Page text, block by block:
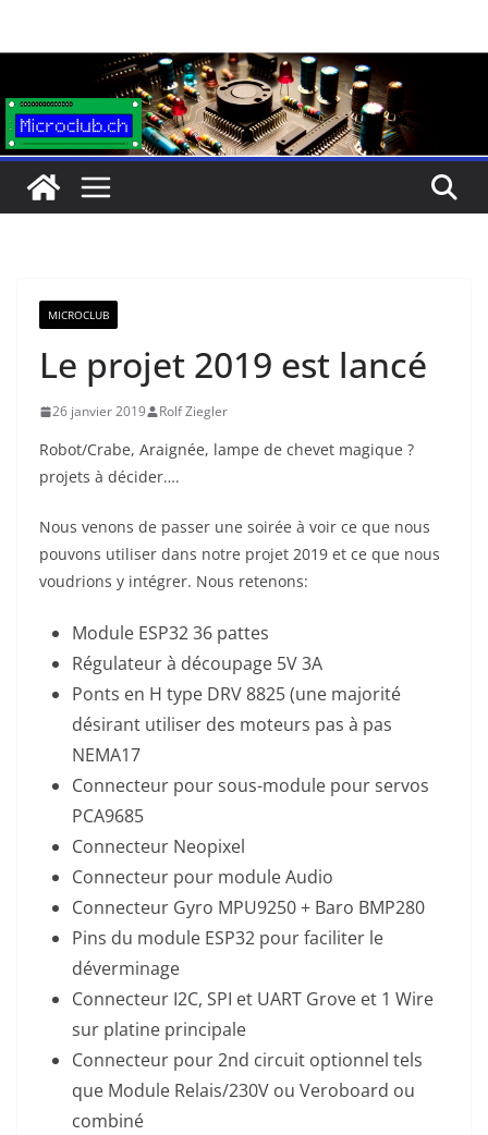
MICROCLUB
Le projet 2019 est lancé
26 janvier 2019 Rolf Ziegler
Robot/Crabe, Araignée, lampe de chevet magique ?
projets à décider….
Nous venons de passer une soirée à voir ce que nous
pouvons utiliser dans notre projet 2019 et ce que nous
voudrions y intégrer. Nous retenons:
Module ESP32 36 pattes
Régulateur à découpage 5V 3A
Ponts en H type DRV 8825 (une majorité
désirant utiliser des moteurs pas à pas
NEMA17
Connecteur pour sous-module pour servos
PCA9685
Connecteur Neopixel
Connecteur pour module Audio
Connecteur Gyro MPU9250 + Baro BMP280
Pins du module ESP32 pour faciliter le
déverminage
Connecteur I2C, SPI et UART Grove et 1 Wire
sur platine principale
Connecteur pour 2nd circuit optionnel tels
que Module Relais/230V ou Veroboard ou
combiné